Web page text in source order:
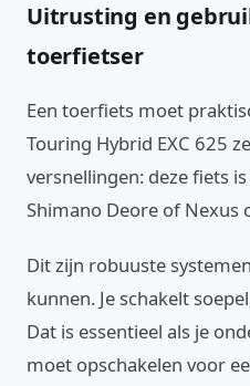
Uitrusting en
toerfietser
Een toerfiets moet
Touring Hybrid EXC 625
versnellingen: deze fiets
Shimano Deore of Nexus
Dit zijn robuuste
kunnen. Je schakelt
Dat is essentieel als je
moet opschakelen voor